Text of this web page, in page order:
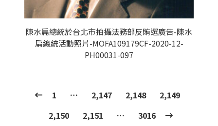
陳水扁總統於台北市拍攝法務部反賄選廣告-陳水
扁總統活動照片-MOFA109179CF-2020-12-
PH00031-097
1 … 2,147 2,148
2,149
2,150
2,151 … 3016